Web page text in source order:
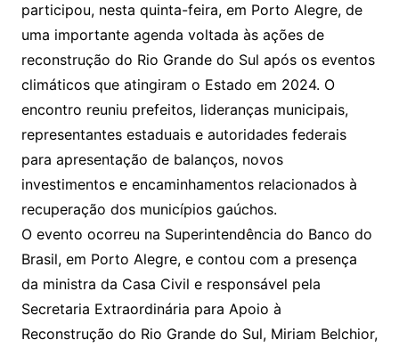
participou, nesta quinta-feira, em Porto Alegre, de
uma importante agenda voltada às ações de
reconstrução do Rio Grande do Sul após os eventos
climáticos que atingiram o Estado em 2024. O
encontro reuniu prefeitos, lideranças municipais,
representantes estaduais e autoridades federais
para apresentação de balanços, novos
investimentos e encaminhamentos relacionados à
recuperação dos municípios gaúchos.
O evento ocorreu na Superintendência do Banco do
Brasil, em Porto Alegre, e contou com a presença
da ministra da Casa Civil e responsável pela
Secretaria Extraordinária para Apoio à
Reconstrução do Rio Grande do Sul, Miriam Belchior,